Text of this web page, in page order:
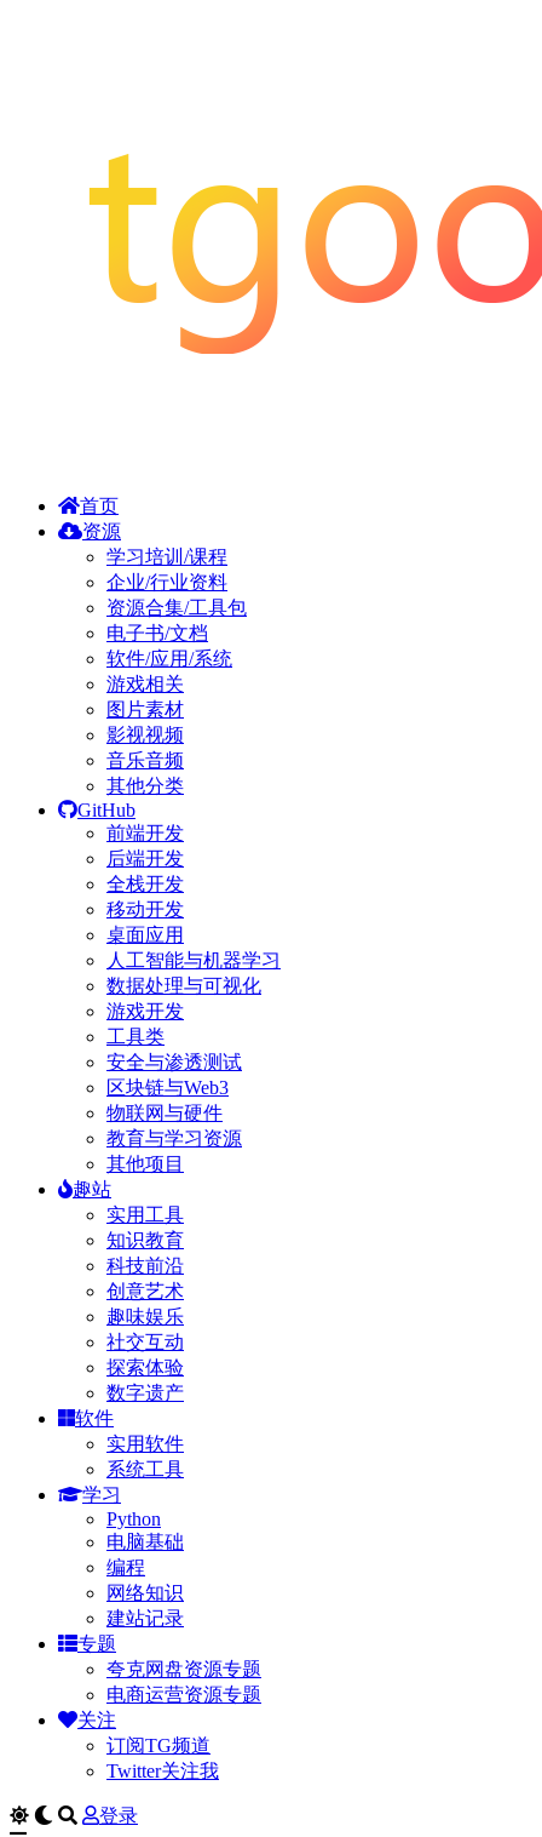
首页
资源
学习培训/课程
企业/行业资料
资源合集/工具包
电子书/文档
软件/应用/系统
游戏相关
图片素材
影视视频
音乐音频
其他分类
GitHub
前端开发
后端开发
全栈开发
移动开发
桌面应用
人工智能与机器学习
数据处理与可视化
游戏开发
工具类
安全与渗透测试
区块链与Web3
物联网与硬件
教育与学习资源
其他项目
趣站
实用工具
知识教育
科技前沿
创意艺术
趣味娱乐
社交互动
探索体验
数字遗产
软件
实用软件
系统工具
学习
Python
电脑基础
编程
网络知识
建站记录
专题
夸克网盘资源专题
电商运营资源专题
关注
订阅TG频道
Twitter关注我
登录